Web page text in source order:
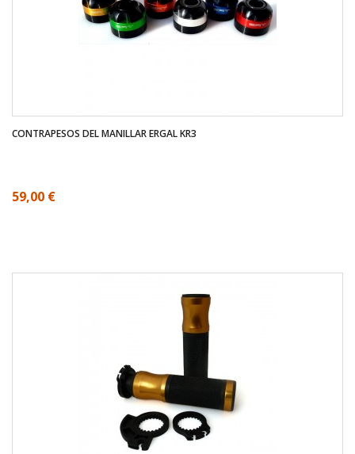
CONTRAPESOS DEL MANILLAR ERGAL KR3
59,00 €